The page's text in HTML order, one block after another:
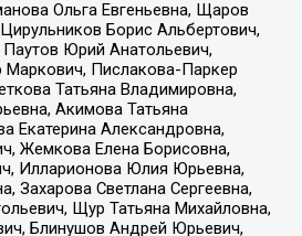
Ольга Евгеньевна, Щаров
Борис Альбертович,
Юрий Анатольевич,
Маркович, Пислакова-Паркер
Татьяна Владимировна,
Акимова Татьяна
Екатерина Александровна,
Жемкова Елена Борисовна,
Илларионова Юлия Юрьевна,
Захарова Светлана Сергеевна,
Щур Татьяна Михайловна,
Блинушов Андрей Юрьевич,